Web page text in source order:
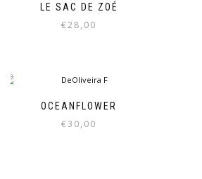
LE SAC DE ZOÉ
€28,00
OCEANFLOWER
€30,00